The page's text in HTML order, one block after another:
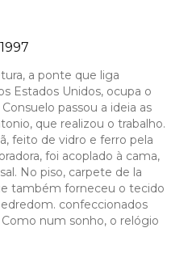
a ponte que liga
Estados Unidos, ocupa o
passou a ideia as
que realizou o trabalho.
feito de vidro e ferro pela
foi acoplado à cama,
No piso, carpete de la
também forneceu o tecido
confeccionados
num sonho, o relógio